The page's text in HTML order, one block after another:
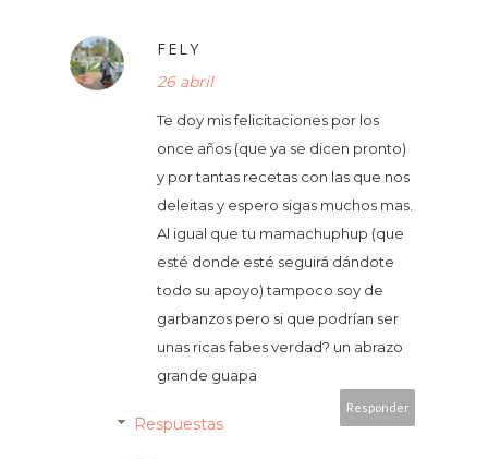
FELY
26 abril
Te doy mis felicitaciones por los
once años (que ya se dicen pronto)
y por tantas recetas con las que nos
deleitas y espero sigas muchos mas.
Al igual que tu mamachuphup (que
esté donde esté seguirá dándote
todo su apoyo) tampoco soy de
garbanzos pero si que podrían ser
unas ricas fabes verdad? un abrazo
grande guapa
Responder
Respuestas